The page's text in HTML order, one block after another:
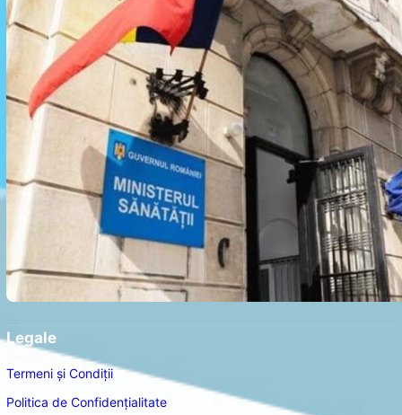
Legale
Termeni și Condiții
Politica de Confidențialitate